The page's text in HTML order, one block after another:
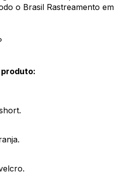
o Brasil Rastreamento em